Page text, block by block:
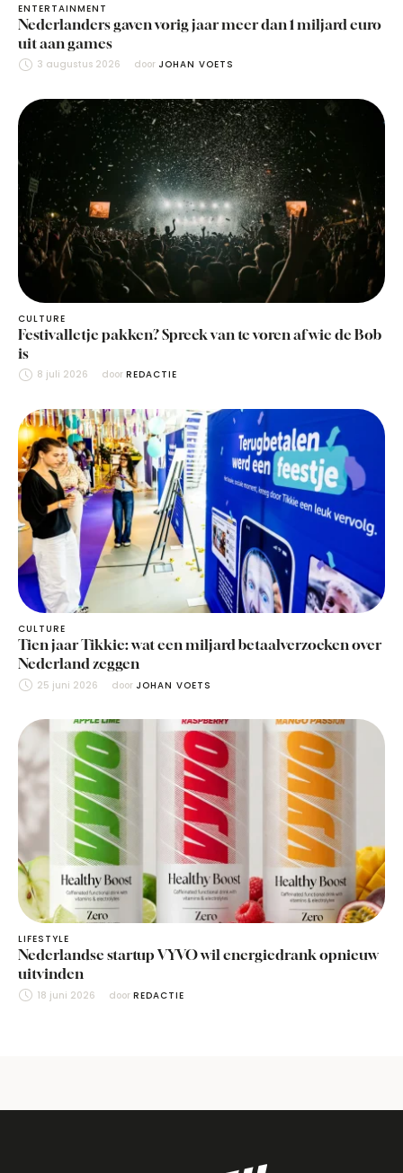
ENTERTAINMENT
Nederlanders gaven vorig jaar meer dan 1 miljard euro
uit aan games
3 augustus 2026 door JOHAN VOETS
CULTURE
Festivalletje pakken? Spreek van te voren af wie de Bob
is
8 juli 2026 door REDACTIE
CULTURE
Tien jaar Tikkie: wat een miljard betaalverzoeken over
Nederland zeggen
25 juni 2026 door JOHAN VOETS
LIFESTYLE
Nederlandse startup VYVO wil energiedrank opnieuw
uitvinden
18 juni 2026 door REDACTIE